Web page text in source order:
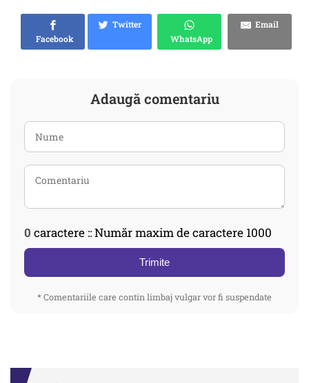
Facebook
Twitter
WhatsApp
Email
Adaugă comentariu
0 caractere :: Număr maxim de caractere 1000
Trimite
* Comentariile care contin limbaj vulgar vor fi suspendate